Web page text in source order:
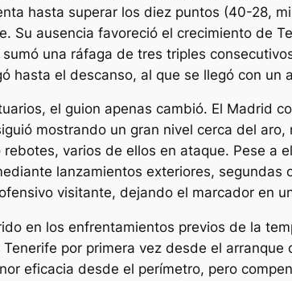
hasta superar los diez puntos (40-28,
Su ausencia favoreció el crecimiento de
una ráfaga de tres triples
hasta el descanso, al que se llegó con un
el guion apenas cambió. El Madrid
mostrando un gran nivel cerca del
varios de ellos en ataque. Pese a
lanzamientos exteriores,
visitante, dejando el marcador en
en los enfrentamientos previos de la
por primera vez desde el
eficacia desde el perímetro, pero